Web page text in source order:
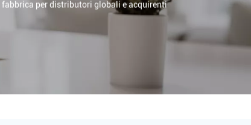
per distributori globali e acquirenti